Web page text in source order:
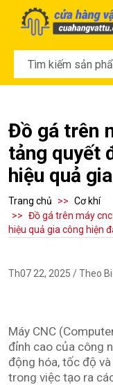
Đồ gá trên
tảng quyết
hiệu quả
Trang chủ
Cơ khí
Đồ gá trên máy
hiệu quả gia công hiện
Th07 22, 2025 / Theo
Máy CNC
đỉnh cao của công
động hóa, tốc độ
trong việc tạo ra